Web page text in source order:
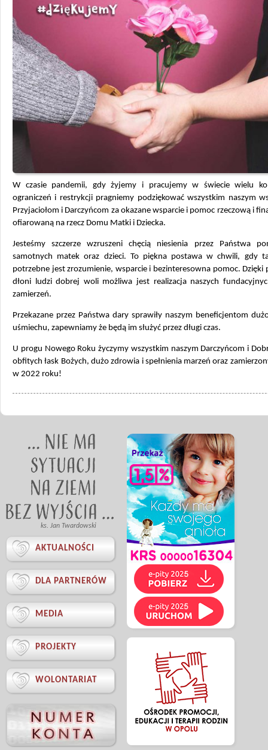
W czasie pandemii, gdy żyjemy i pracujemy w świecie wielu
ograniczeń i restrykcji pragniemy podziękować wszystkim naszym
Przyjaciołom i Darczyńcom za okazane wsparcie i pomoc rzeczową i
ofiarowaną na rzecz Domu Matki i Dziecka.
Jesteśmy szczerze wzruszeni chęcią niesienia przez Państwa
samotnych matek oraz dzieci. To piękna postawa w chwili, gdy
potrzebne jest zrozumienie, wsparcie i bezinteresowna pomoc. Dzięki
dłoni ludzi dobrej woli możliwa jest realizacja naszych
zamierzeń.
Przekazane przez Państwa dary sprawiły naszym beneficjentom
uśmiechu, zapewniamy że będą im służyć przez długi czas.
U progu Nowego Roku życzymy wszystkim naszym Darczyńcom i
obfitych łask Bożych, dużo zdrowia i spełnienia marzeń oraz
w 2022 roku!
ks. Jan Twardowski
 AKTUALNOŚCI
 DLA PARTNERÓW
 MEDIA
 PROJEKTY
 WOLONTARIAT